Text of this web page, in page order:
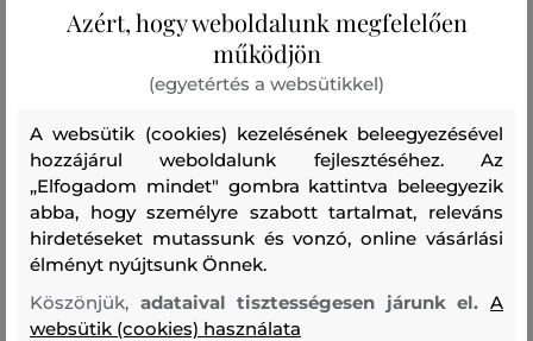
Szezon: FW23
Termék kódja
0785MRUT0001-623-WA-BLL
felső anyag
PAMUT
60 %
POLIAMID
40 %
töltet
KACSA PEHELY TOLL TOLLAK
Azért, hogy weboldalunk megfelelően
működjön
(egyetértés a websütikkel)
A websütik (cookies) kezelésének beleegyezésével
hozzájárul weboldalunk fejlesztéséhez. Az
„Elfogadom mindet" gombra kattintva beleegyezik
abba, hogy személyre szabott tartalmat, releváns
hirdetéseket mutassunk és vonzó, online vásárlási
élményt nyújtsunk Önnek.
Köszönjük, adataival tisztességesen járunk el.A
websütik (cookies) használata